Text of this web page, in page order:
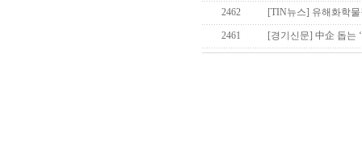
2462 [TIN뉴스] 유해화학물
2461 [경기신문] 中企 돕는